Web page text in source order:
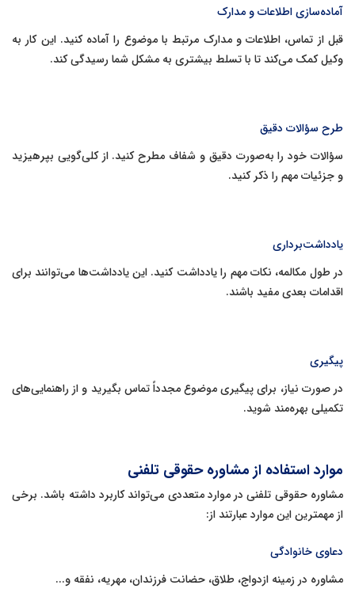
آماده‌سازی اطلاعات و مدارک
قبل از تماس، اطلاعات و مدارک مرتبط با موضوع را آماده کنید. این کار به
وکیل کمک می‌کند تا با تسلط بیشتری به مشکل شما رسیدگی کند.
طرح سؤالات دقیق
سؤالات خود را به‌صورت دقیق و شفاف مطرح کنید. از کلی‌گویی بپرهیزید
و جزئیات مهم را ذکر کنید.
یادداشت‌برداری
در طول مکالمه، نکات مهم را یادداشت کنید. این یادداشت‌ها می‌توانند برای
اقدامات بعدی مفید باشند.
پیگیری
در صورت نیاز، برای پیگیری موضوع مجدداً تماس بگیرید و از راهنمایی‌های
تکمیلی بهره‌مند شوید.
موارد استفاده از مشاوره حقوقی تلفنی
مشاوره حقوقی تلفنی در موارد متعددی می‌تواند کاربرد داشته باشد. برخی
از مهمترین این موارد عبارتند از:
دعاوی خانوادگی
مشاوره در زمینه ازدواج، طلاق، حضانت فرزندان، مهریه، نفقه و...